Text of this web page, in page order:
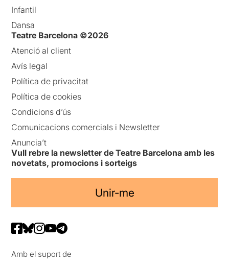
Infantil
Dansa
Teatre Barcelona ©2026
Atenció al client
Avís legal
Política de privacitat
Política de cookies
Condicions d’ús
Comunicacions comercials i Newsletter
Anuncia’t
Vull rebre la newsletter de Teatre Barcelona amb les
novetats, promocions i sorteigs
Unir-me
Amb el suport de